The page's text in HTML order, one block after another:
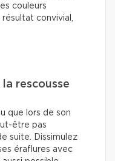
couleurs
convivial,
rescousse
que lors de son
être pas
suite. Dissimulez
éraflures avec